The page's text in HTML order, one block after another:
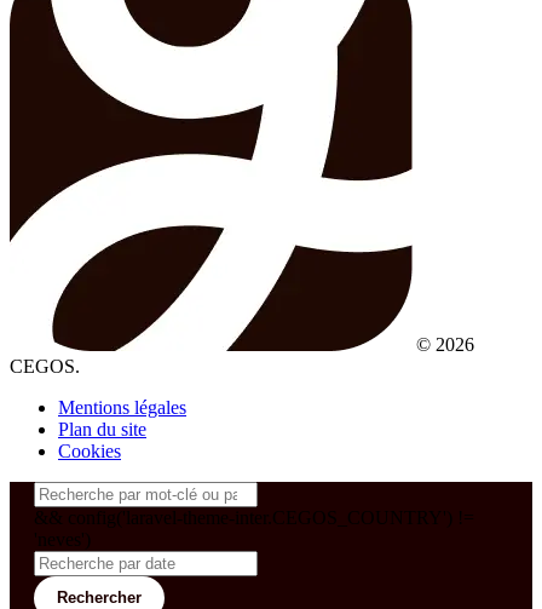
© 2026
CEGOS.
Mentions légales
Plan du site
Cookies
&& config('laravel-theme-inter.CEGOS_COUNTRY') !=
'neves')
Rechercher